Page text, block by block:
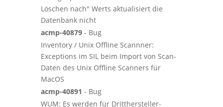
Löschen nach" Werts aktualisiert die
Datenbank nicht
acmp-40879- Bug
Inventory / Unix Offline Scannner:
Exceptions im SIL beim Import von Scan-
Daten des Unix Offline Scanners für
MacOS
acmp-40891 - Bug
WUM: Es werden für Dritthersteller-